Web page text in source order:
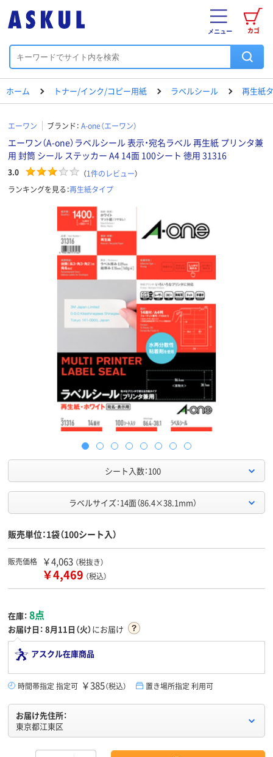
カゴ
メニュー
ホーム トナー/インク/コピー用紙 ラベルシール 再生紙
エーワン ブランド： A-one（エーワン）
エーワン（A-one）ラベルシール 表示・宛名ラベル 再生紙 プリンタ兼
用 封筒 シール ステッカー A4 14面 100シート 徳用 31316
3.0 （1件のレビュー）
ランキングを見る：再生紙タイプ
シート入数：100
ラベルサイズ：14面（86.4×38.1mm）
販売単位：1袋（100シート入）
販売価格 ￥4,063 （税抜き）
￥4,469 （税込）
在庫： 8点
お届け日： 8月11日（火）にお届け
アスクル在庫商品
時間帯指定 指定可 ￥385（税込） 置き場所指定 利用可
お届け先住所：
東京都江東区